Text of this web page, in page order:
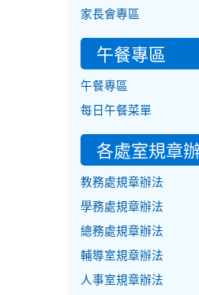
家長會專區
午餐專區
午餐專區
每日午餐菜單
各處室規章
教務處規章辦法
學務處規章辦法
總務處規章辦法
輔導室規章辦法
人事室規章辦法